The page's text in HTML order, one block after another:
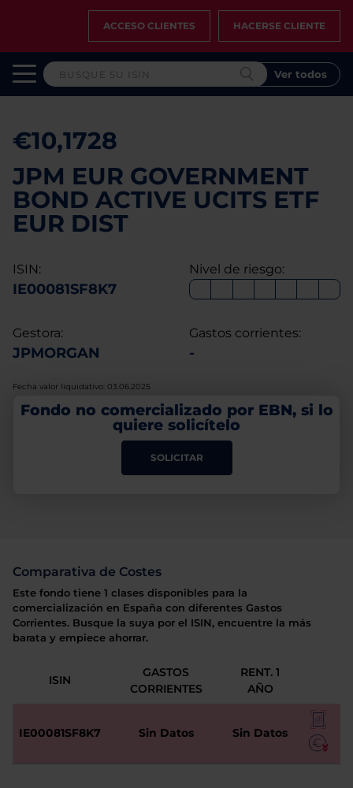
ACCESO CLIENTES HACERSE CLIENTE
Ver todos
€10,1728
JPM EUR GOVERNMENT
BOND ACTIVE UCITS ETF
EUR DIST
ISIN:
IE00081SF8K7
Nivel de riesgo:
Gestora:
JPMORGAN
Gastos corrientes:
-
Fecha valor liquidativo: 03.06.2025
Fondo no comercializado por EBN, si lo
quiere solicítelo
SOLICITAR
Comparativa de Costes
Este fondo tiene 1 clases disponibles para la
comercialización en España con diferentes Gastos
Corrientes. Busque la suya por el ISIN, encuentre la más
barata y empiece ahorrar.
ISIN
GASTOS
CORRIENTES
RENT. 1
AÑO
IE00081SF8K7 Sin Datos Sin Datos